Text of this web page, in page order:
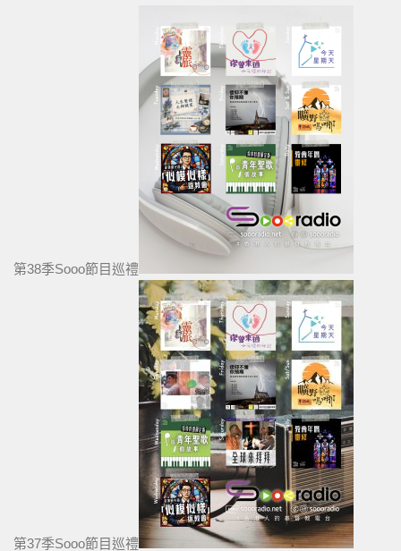
第38季Sooo節目巡禮
第37季Sooo節目巡禮